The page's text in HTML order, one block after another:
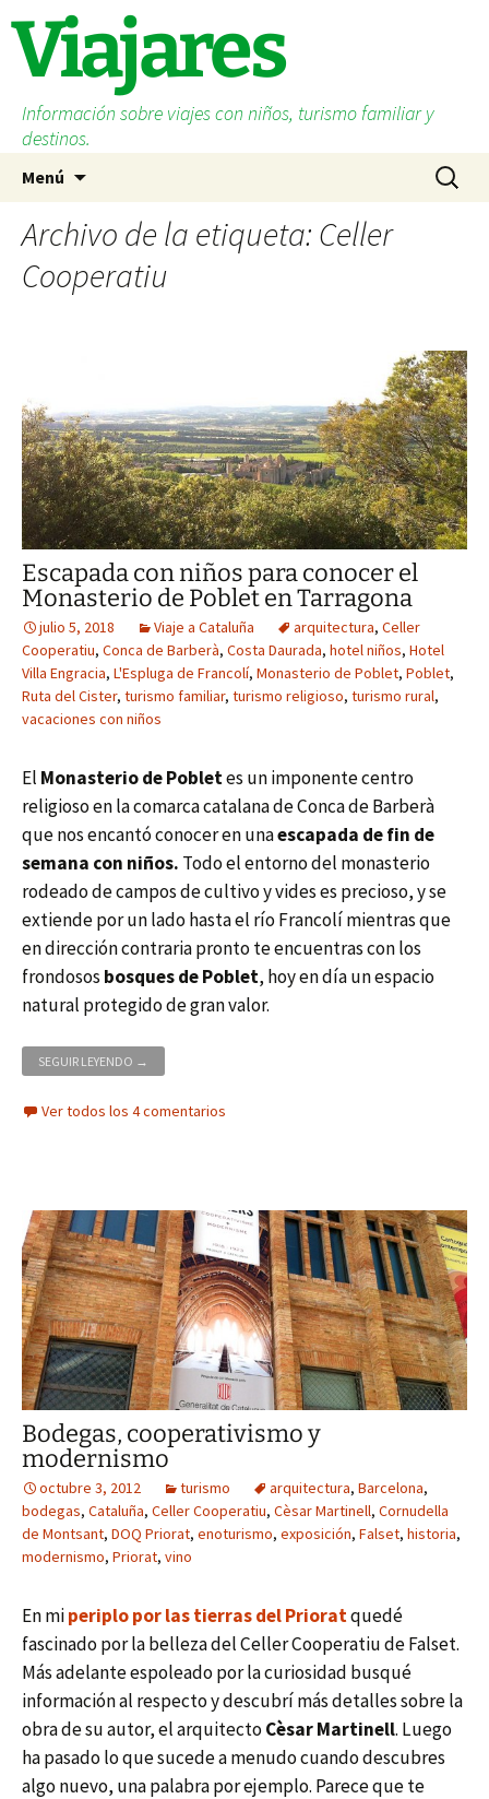
contenido
Viajares
Información sobre viajes con niños, turismo familiar y
destinos.
Menú Buscar:
Archivo de la etiqueta: Celler
Cooperatiu
Escapada con niños para conocer el
Monasterio de Poblet en Tarragona
julio 5, 2018 Viaje a Cataluña arquitectura, Celler
Cooperatiu, Conca de Barberà, Costa Daurada, hotel niños, Hotel
Villa Engracia, L'Espluga de Francolí, Monasterio de Poblet, Poblet,
Ruta del Cister, turismo familiar, turismo religioso, turismo rural,
vacaciones con niños
El Monasterio de Pobletes un imponente centro
religioso en la comarca catalana de Conca de Barberà
que nos encantó conocer en unaescapada de fin de
semana con niños. Todo el entorno del monasterio
rodeado de campos de cultivo y vides es precioso, y se
extiende por un lado hasta el río Francolí mientras que
en dirección contraria pronto te encuentras con los
frondososbosques de Poblet, hoy en día un espacio
natural protegido de gran valor.
SEGUIR LEYENDO ESCAPADA CON NIÑOS PARA CONOCER EL MONASTERIO DE
→
Ver todos los 4 comentarios
Bodegas, cooperativismo y
modernismo
octubre 3, 2012 turismo arquitectura, Barcelona,
bodegas, Cataluña, Celler Cooperatiu, Cèsar Martinell, Cornudella
de Montsant, DOQ Priorat, enoturismo, exposición, Falset, historia,
modernismo, Priorat, vino
En miperiplo por las tierras del Prioratquedé
fascinado por la belleza del Celler Cooperatiu de Falset.
Más adelante espoleado por la curiosidad busqué
información al respecto y descubrí más detalles sobre la
obra de su autor, el arquitectoCèsar Martinell. Luego
ha pasado lo que sucede a menudo cuando descubres
algo nuevo, una palabra por ejemplo. Parece que te